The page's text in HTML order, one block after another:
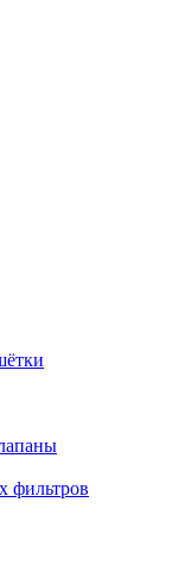
фильтров